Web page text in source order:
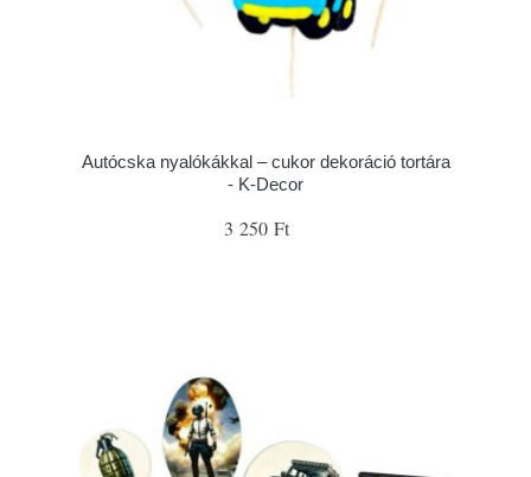
Autócska nyalókákkal – cukor dekoráció tortára
- K-Decor
3 250 Ft